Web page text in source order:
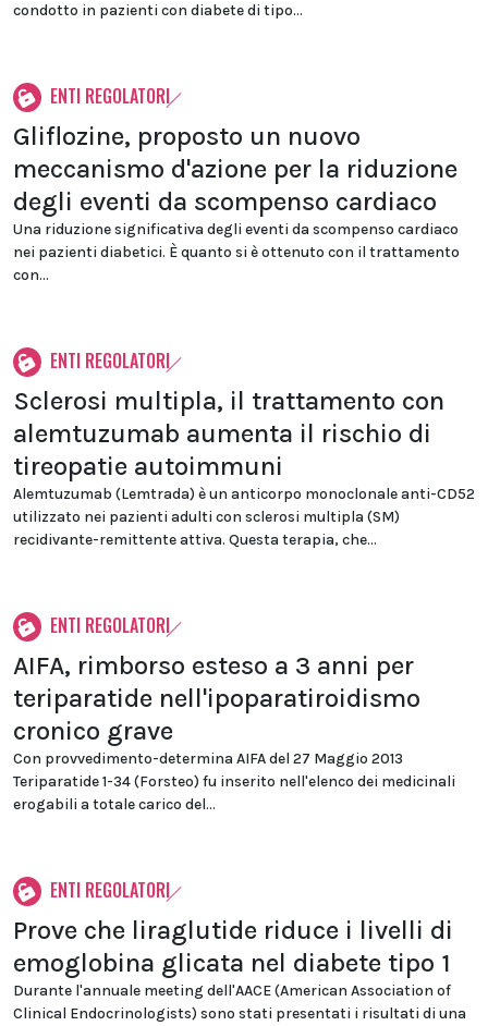
condotto in pazienti con diabete di tipo...
ENTI REGOLATORI
Gliflozine, proposto un nuovo
meccanismo d'azione per la riduzione
degli eventi da scompenso cardiaco
Una riduzione significativa degli eventi da scompenso cardiaco
nei pazienti diabetici. È quanto si è ottenuto con il trattamento
con...
ENTI REGOLATORI
Sclerosi multipla, il trattamento con
alemtuzumab aumenta il rischio di
tireopatie autoimmuni
Alemtuzumab (Lemtrada) è un anticorpo monoclonale anti-CD52
utilizzato nei pazienti adulti con sclerosi multipla (SM)
recidivante-remittente attiva. Questa terapia, che...
ENTI REGOLATORI
AIFA, rimborso esteso a 3 anni per
teriparatide nell'ipoparatiroidismo
cronico grave
Con provvedimento-determina AIFA del 27 Maggio 2013
Teriparatide 1-34 (Forsteo) fu inserito nell'elenco dei medicinali
erogabili a totale carico del...
ENTI REGOLATORI
Prove che liraglutide riduce i livelli di
emoglobina glicata nel diabete tipo 1
Durante l'annuale meeting dell'AACE (American Association of
Clinical Endocrinologists) sono stati presentati i risultati di una